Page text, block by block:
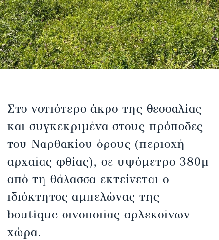
Στο νοτιότερο άκρο της θεσσαλίας
και συγκεκριμένα στους πρόποδες
του Ναρθακίου όρους (περιοχή
αρχαίας φθίας), σε υψόμετρο 380μ
από τη θάλασσα εκτείνεται ο
ιδιόκτητος αμπελώνας της
boutique οινοποιίας αρλεκοίνων
χώρα.